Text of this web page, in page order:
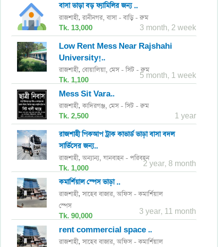
বাসা ভাড়া বড় ফ্যামিলির জন্য ..
রাজশাহী,রানীনগর, বাসা - বাড়ি - রুম
Tk. 13,000 3 month, 2 week
Low Rent Mess Near Rajshahi
University!..
রাজশাহী,বোয়ালিয়া, মেস - সিট - রুম
Tk. 1,100 5 month, 1 week
Mess Sit Vara..
রাজশাহী,কাদিরগঞ্জ, মেস - সিট - রুম
Tk. 2,500 1 year
রাজশাহী পিকআপ ট্রাক কাভার্ড ভাড়া বাসা বদল
সার্ভিসের জন্য..
রাজশাহী,অন্যান্য, যানবাহন - পরিবহন
Tk. 1,000 2 year, 8 month
কমার্শিয়াল স্পেস ভাড়া ..
রাজশাহী,সাহেব বাজার, অফিস - কমার্শিয়াল
স্পেস
Tk. 90,000 3 year, 11 month
rent commercial space ..
রাজশাহী,সাহেব বাজার, অফিস - কমার্শিয়াল